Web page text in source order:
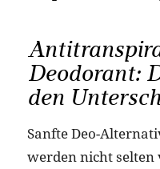
Deodorant:
den
Sanfte Deo-
werden nicht selten